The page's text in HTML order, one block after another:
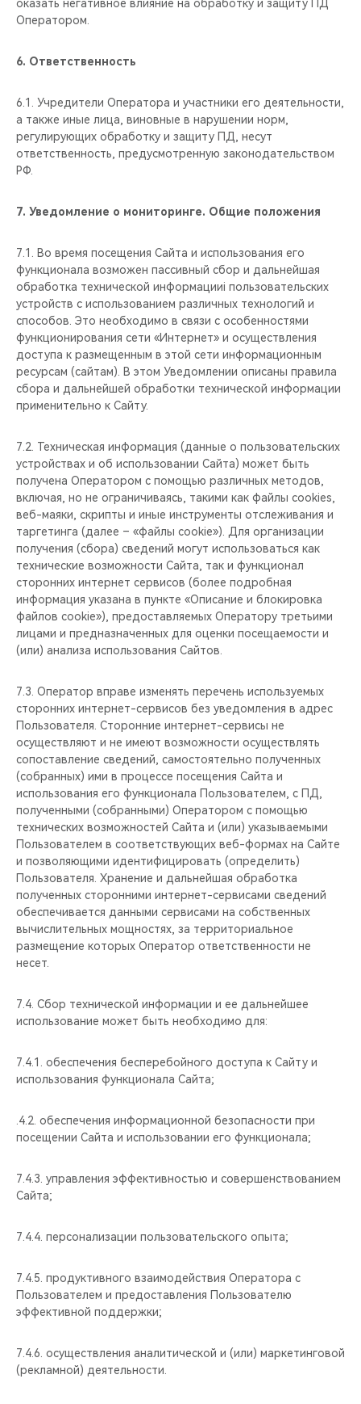
оказать негативное влияние на обработку и защиту ПД
Оператором.
6. Ответственность
6.1. Учредители Оператора и участники его деятельности,
а также иные лица, виновные в нарушении норм,
регулирующих обработку и защиту ПД, несут
ответственность, предусмотренную законодательством
РФ.
7. Уведомление о мониторинге. Общие положения
7.1. Во время посещения Сайта и использования его
функционала возможен пассивный сбор и дальнейшая
обработка технической информацииi пользовательских
устройств с использованием различных технологий и
способов. Это необходимо в связи с особенностями
функционирования сети «Интернет» и осуществления
доступа к размещенным в этой сети информационным
ресурсам (сайтам). В этом Уведомлении описаны правила
сбора и дальнейшей обработки технической информации
применительно к Сайту.
7.2. Техническая информация (данные о пользовательских
устройствах и об использовании Сайта) может быть
получена Оператором с помощью различных методов,
включая, но не ограничиваясь, такими как файлы cookies,
веб-маяки, скрипты и иные инструменты отслеживания и
таргетинга (далее – «файлы cookie»). Для организации
получения (сбора) сведений могут использоваться как
технические возможности Сайта, так и функционал
сторонних интернет сервисов (более подробная
информация указана в пункте «Описание и блокировка
файлов cookie»), предоставляемых Оператору третьими
лицами и предназначенных для оценки посещаемости и
(или) анализа использования Сайтов.
7.3. Оператор вправе изменять перечень используемых
сторонних интернет-сервисов без уведомления в адрес
Пользователя. Сторонние интернет-сервисы не
осуществляют и не имеют возможности осуществлять
сопоставление сведений, самостоятельно полученных
(собранных) ими в процессе посещения Сайта и
использования его функционала Пользователем, с ПД,
полученными (собранными) Оператором с помощью
технических возможностей Сайта и (или) указываемыми
Пользователем в соответствующих веб-формах на Сайте
и позволяющими идентифицировать (определить)
Пользователя. Хранение и дальнейшая обработка
полученных сторонними интернет-сервисами сведений
обеспечивается данными сервисами на собственных
вычислительных мощностях, за территориальное
размещение которых Оператор ответственности не
несет.
7.4. Сбор технической информации и ее дальнейшее
использование может быть необходимо для:
7.4.1. обеспечения бесперебойного доступа к Сайту и
использования функционала Сайта;
.4.2. обеспечения информационной безопасности при
посещении Сайта и использовании его функционала;
7.4.3. управления эффективностью и совершенствованием
Сайта;
7.4.4. персонализации пользовательского опыта;
7.4.5. продуктивного взаимодействия Оператора с
Пользователем и предоставления Пользователю
эффективной поддержки;
7.4.6. осуществления аналитической и (или) маркетинговой
(рекламной) деятельности.